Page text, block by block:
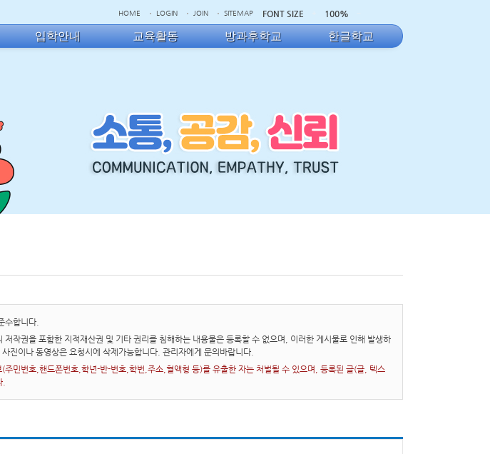
HOME LOGIN JOIN SITEMAP FONT SIZE 100%
입학안내 교육활동 방과후학교 한글학교
수합니다.
작권을 포함한 지적재산권 및 기타 권리를 침해하는 내용물은 등록할 수 없으며, 이러한 게시물로 인해 발생하
진이나 동영상은 요청시에 삭제가능합니다. 관리자에게 문의바랍니다.
민번호,핸드폰번호,학년-반-번호,학번,주소,혈액형 등)를 유출한 자는 처벌될 수 있으며, 등록된 글(글, 텍스